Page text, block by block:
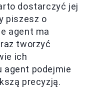
dostarczyć jej
piszesz o
agent ma
tworzyć
ich
agent podejmie
precyzją.